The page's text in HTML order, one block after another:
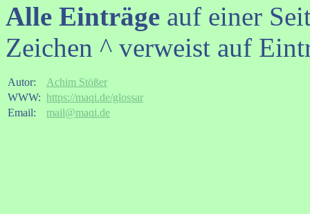
Alle Einträge auf einer
Zeichen ^ verweist auf
Autor:
Achim Stößer
WWW: https://maqi.de/glossar
Email:
mail@maqi.de